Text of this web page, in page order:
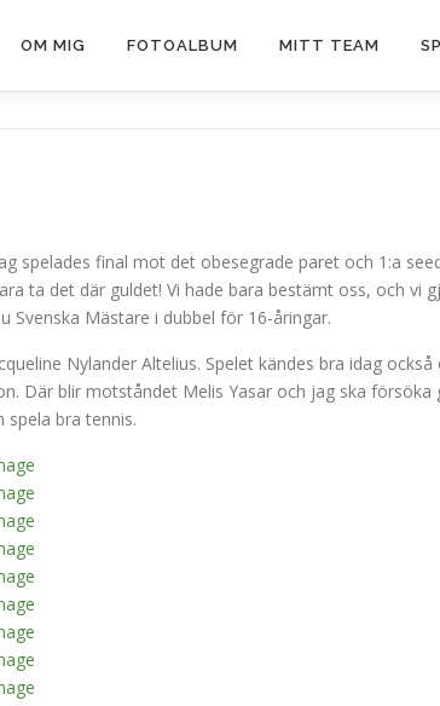
OM MIG FOTOALBUM MITT TEAM
spelades final mot det obesegrade paret och 1:a
ta det där guldet! Vi hade bara bestämt oss, och vi
Svenska Mästare i dubbel för 16-åringar.
Nylander Altelius. Spelet kändes bra idag också
Där blir motståndet Melis Yasar och jag ska försöka
spela bra tennis.